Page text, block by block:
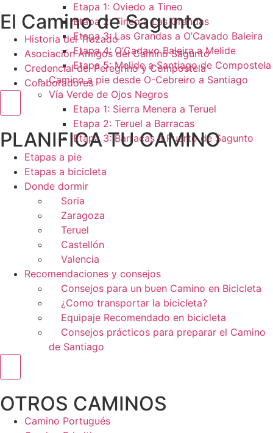
Etapa 1: Oviedo a Tineo
Etapa 2: Tineo a Las Grandas
Etapa 3: Las Grandas a O’Cavado Baleira
Etapa 4: O’Cadavo Baleira a Melide
Etapa 5: Melide a Santiago de Compostela
Camino a pie desde O-Cebreiro a Santiago
Vía Verde de Ojos Negros
Etapa 1: Sierra Menera a Teruel
Etapa 2: Teruel a Barracas
Etapa 3: Barracas a Puerto de Sagunto
El Camino de Sagunto
Historia del Trazado
Asociación Amigos del Camino Sagunto
Credencial del Peregrino y Compostela
Colaboradores
Menú conmutador hamburguesa
PLANIFICA TU CAMINO
Etapas a pie
Etapas a bicicleta
Donde dormir
Soria
Zaragoza
Teruel
Castellón
Valencia
Recomendaciones y consejos
Consejos para un buen Camino en Bicicleta
¿Como transportar la bicicleta?
Equipaje Recomendado en bicicleta
Consejos prácticos para preparar el Camino
de Santiago
OTROS CAMINOS
Camino Portugués